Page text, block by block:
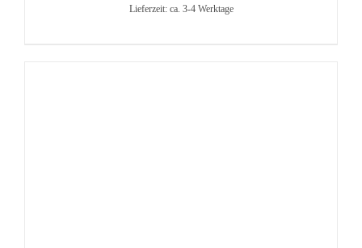
Lieferzeit: ca. 3-4 Werktage